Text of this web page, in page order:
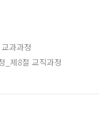
과과정
_제8절 교직과정